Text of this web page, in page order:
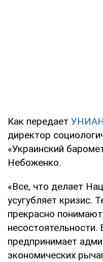
Как передает УНИАН
директор
«Украинский
Небоженко.
«Все, что делает
усугубляет кризис.
прекрасно
предпринимает
экономических